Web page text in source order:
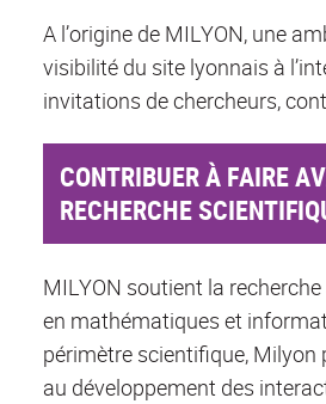
A l’origine de MILYON, une
visibilité du site lyonnais à
invitations de chercheurs,
CONTRIBUER À FAIRE
RECHERCHE
MILYON soutient la
en mathématiques et
périmètre scientifique, Milyon
au développement des